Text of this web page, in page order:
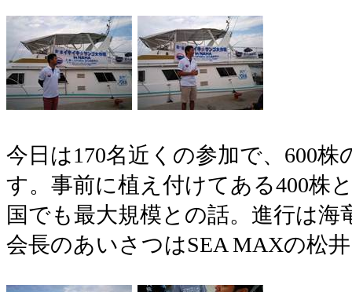
今日は170名近くの参加で、600
す。事前に植え付けてある400株
国でも最大規模との話。進行は海
会長のあいさつはSEA MAXの松